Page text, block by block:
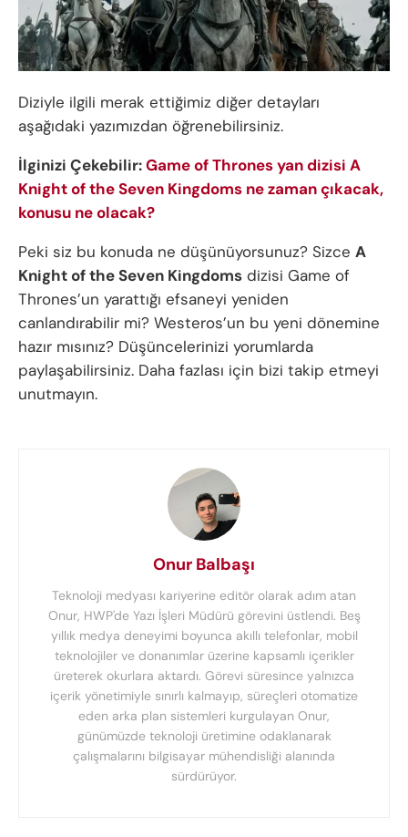
Diziyle ilgili merak ettiğimiz diğer detayları
aşağıdaki yazımızdan öğrenebilirsiniz.
İlginizi Çekebilir:Game of Thrones yan dizisi A
Knight of the Seven Kingdoms ne zaman çıkacak,
konusu ne olacak?
Peki siz bu konuda ne düşünüyorsunuz? Sizce A
Knight of the Seven Kingdoms dizisi Game of
Thrones’un yarattığı efsaneyi yeniden
canlandırabilir mi? Westeros’un bu yeni dönemine
hazır mısınız? Düşüncelerinizi yorumlarda
paylaşabilirsiniz. Daha fazlası için bizi takip etmeyi
unutmayın.
Onur Balbaşı
Teknoloji medyası kariyerine editör olarak adım atan
Onur, HWP'de Yazı İşleri Müdürü görevini üstlendi. Beş
yıllık medya deneyimi boyunca akıllı telefonlar, mobil
teknolojiler ve donanımlar üzerine kapsamlı içerikler
üreterek okurlara aktardı. Görevi süresince yalnızca
içerik yönetimiyle sınırlı kalmayıp, süreçleri otomatize
eden arka plan sistemleri kurgulayan Onur,
günümüzde teknoloji üretimine odaklanarak
çalışmalarını bilgisayar mühendisliği alanında
sürdürüyor.